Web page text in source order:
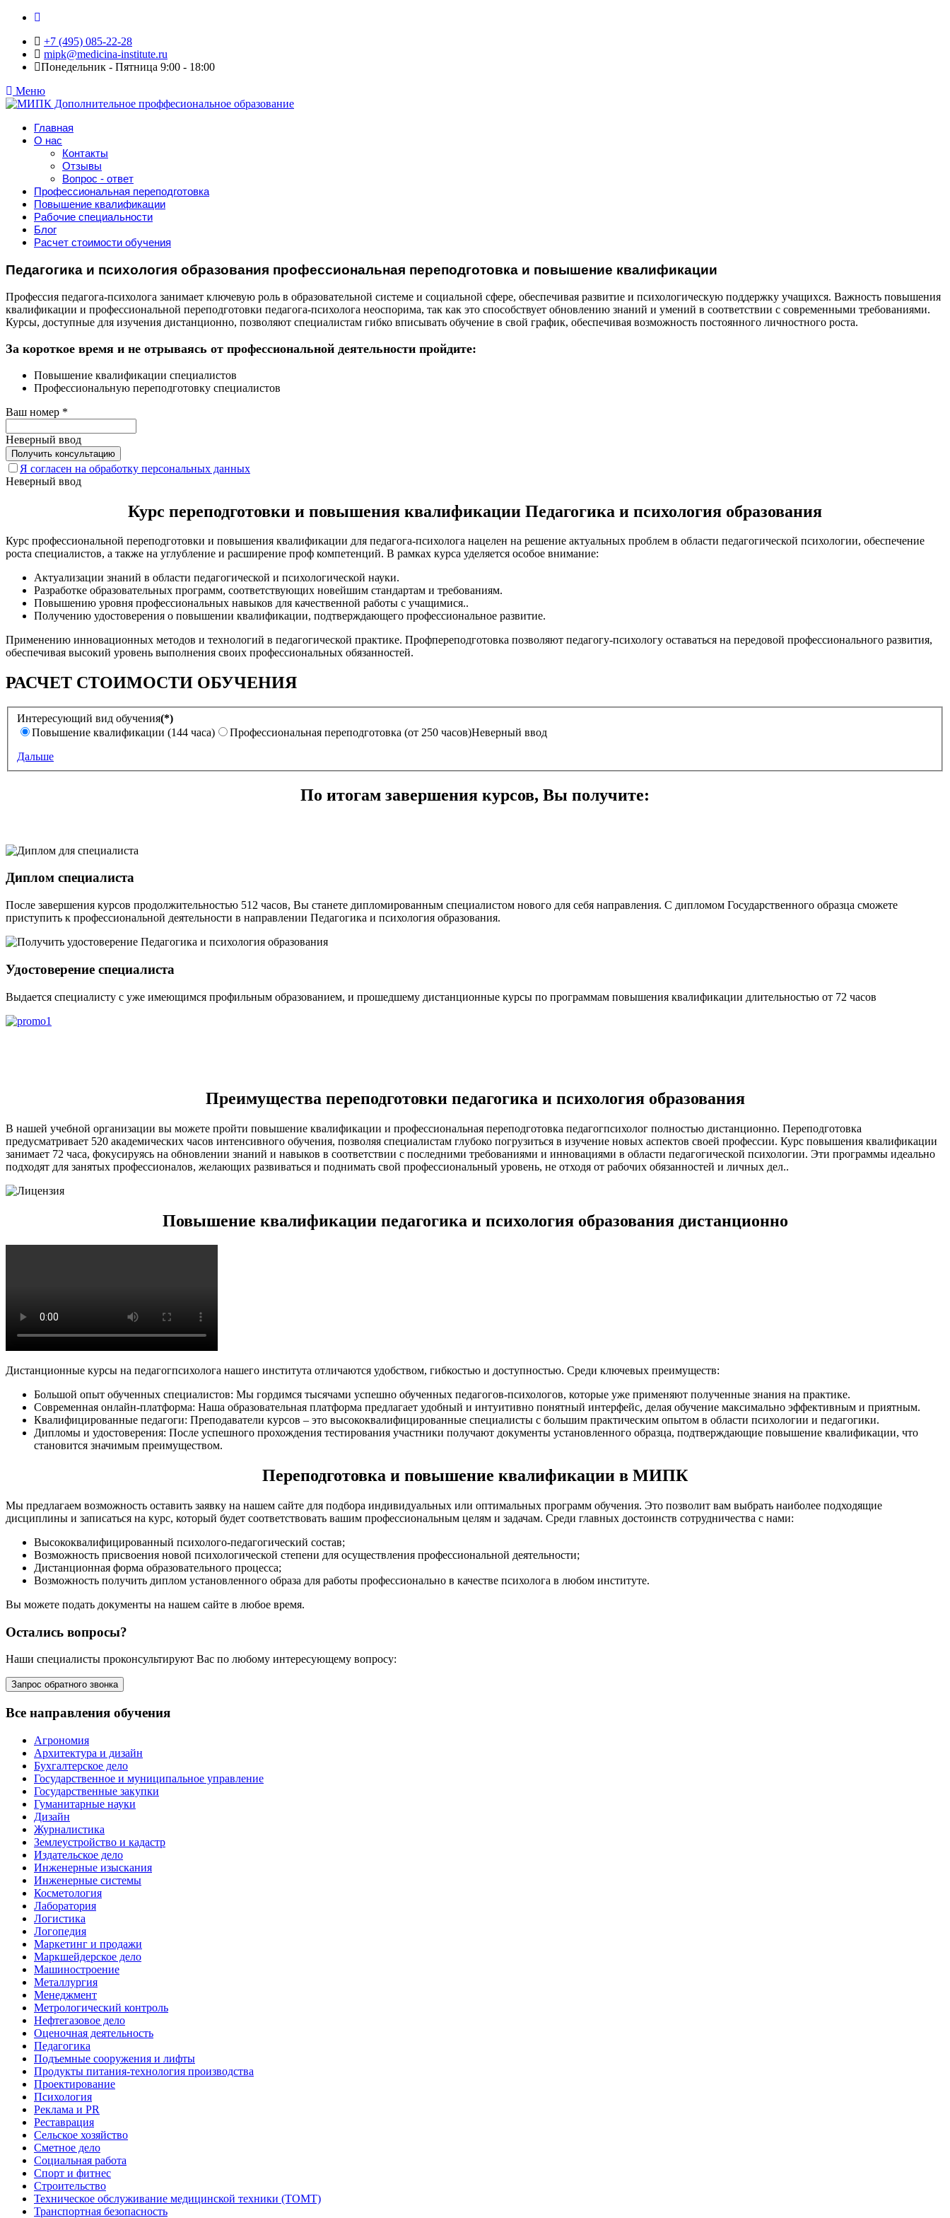
+7 (495) 085-22-28
mipk@medicina-institute.ru
Понедельник - Пятница 9:00 - 18:00
Меню
Главная
О нас
Контакты
Отзывы
Вопрос - ответ
Профессиональная переподготовка
Повышение квалификации
Рабочие специальности
Блог
Расчет стоимости обучения
Педагогика и психология образования профессиональная переподготовка и повышение квалификации
Профессия педагога-психолога занимает ключевую роль в образовательной системе и социальной сфере, обеспечивая развитие и психологическую поддержку учащихся. Важность повышения
квалификации и профессиональной переподготовки педагога-психолога неоспорима, так как это способствует обновлению знаний и умений в соответствии с современными требованиями.
Курсы, доступные для изучения дистанционно, позволяют специалистам гибко вписывать обучение в свой график, обеспечивая возможность постоянного личностного роста.
За короткое время и не отрываясь от профессиональной деятельности пройдите:
Повышение квалификации специалистов
Профессиональную переподготовку специалистов
Ваш номер *
Неверный ввод
Я согласен на обработку персональных данных
Неверный ввод
Курс переподготовки и повышения квалификации Педагогика и психология образования
Курс профессиональной переподготовки и повышения квалификации для педагога-психолога нацелен на решение актуальных проблем в области педагогической психологии, обеспечение
роста специалистов, а также на углубление и расширение проф компетенций. В рамках курса уделяется особое внимание:
Актуализации знаний в области педагогической и психологической науки.
Разработке образовательных программ, соответствующих новейшим стандартам и требованиям.
Повышению уровня профессиональных навыков для качественной работы с учащимися..
Получению удостоверения о повышении квалификации, подтверждающего профессиональное развитие.
Применению инновационных методов и технологий в педагогической практике. Профпереподготовка позволяют педагогу-психологу оставаться на передовой профессионального развития,
обеспечивая высокий уровень выполнения своих профессиональных обязанностей.
РАСЧЕТ СТОИМОСТИ ОБУЧЕНИЯ
Интересующий вид обучения(*)
Повышение квалификации (144 часа)
Профессиональная переподготовка (от 250 часов)Неверный ввод
Дальше
По итогам завершения курсов, Вы получите:
Диплом специалиста
После завершения курсов продолжительностью 512 часов, Вы станете дипломированным специалистом нового для себя направления. С дипломом Государственного образца сможете
приступить к профессиональной деятельности в направлении Педагогика и психология образования.
Удостоверение специалиста
Выдается специалисту с уже имеющимся профильным образованием, и прошедшему дистанционные курсы по программам повышения квалификации длительностью от 72 часов
Преимущества переподготовки педагогика и психология образования
В нашей учебной организации вы можете пройти повышение квалификации и профессиональная переподготовка педагогпсихолог полностью дистанционно. Переподготовка
предусматривает 520 академических часов интенсивного обучения, позволяя специалистам глубоко погрузиться в изучение новых аспектов своей профессии. Курс повышения квалификации
занимает 72 часа, фокусируясь на обновлении знаний и навыков в соответствии с последними требованиями и инновациями в области педагогической психологии. Эти программы идеально
подходят для занятых профессионалов, желающих развиваться и поднимать свой профессиональный уровень, не отходя от рабочих обязанностей и личных дел..
Повышение квалификации педагогика и психология образования дистанционно
Дистанционные курсы на педагогпсихолога нашего института отличаются удобством, гибкостью и доступностью. Среди ключевых преимуществ:
Большой опыт обученных специалистов: Мы гордимся тысячами успешно обученных педагогов-психологов, которые уже применяют полученные знания на практике.
Современная онлайн-платформа: Наша образовательная платформа предлагает удобный и интуитивно понятный интерфейс, делая обучение максимально эффективным и приятным.
Квалифицированные педагоги: Преподаватели курсов – это высококвалифицированные специалисты с большим практическим опытом в области психологии и педагогики.
Дипломы и удостоверения: После успешного прохождения тестирования участники получают документы установленного образца, подтверждающие повышение квалификации, что
становится значимым преимуществом.
Переподготовка и повышение квалификации в МИПК
Мы предлагаем возможность оставить заявку на нашем сайте для подбора индивидуальных или оптимальных программ обучения. Это позволит вам выбрать наиболее подходящие
дисциплины и записаться на курс, который будет соответствовать вашим профессиональным целям и задачам. Среди главных достоинств сотрудничества с нами:
Высококвалифицированный психолого-педагогический состав;
Возможность присвоения новой психологической степени для осуществления профессиональной деятельности;
Дистанционная форма образовательного процесса;
Возможность получить диплом установленного образа для работы профессионально в качестве психолога в любом институте.
Вы можете подать документы на нашем сайте в любое время.
Остались вопросы?
Наши специалисты проконсультируют Вас по любому интересующему вопросу:
Запрос обратного звонка
Все направления обучения
Агрономия
Архитектура и дизайн
Бухгалтерское дело
Государственное и муниципальное управление
Государственные закупки
Гуманитарные науки
Дизайн
Журналистика
Землеустройство и кадастр
Издательское дело
Инженерные изыскания
Инженерные системы
Косметология
Лаборатория
Логистика
Логопедия
Маркетинг и продажи
Маркшейдерское дело
Машиностроение
Металлургия
Менеджмент
Метрологический контроль
Нефтегазовое дело
Оценочная деятельность
Педагогика
Подъемные сооружения и лифты
Продукты питания-технология производства
Проектирование
Психология
Реклама и PR
Реставрация
Сельское хозяйство
Сметное дело
Социальная работа
Спорт и фитнес
Строительство
Техническое обслуживание медицинской техники (ТОМТ)
Транспортная безопасность